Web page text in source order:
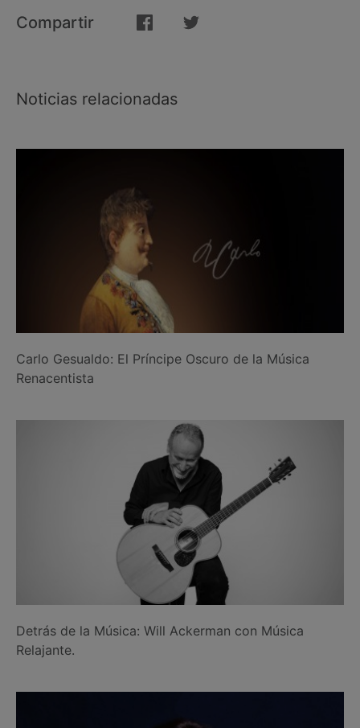
Compartir
Noticias relacionadas
Carlo Gesualdo: El Príncipe Oscuro de la Música
Renacentista
Detrás de la Música: Will Ackerman con Música
Relajante.